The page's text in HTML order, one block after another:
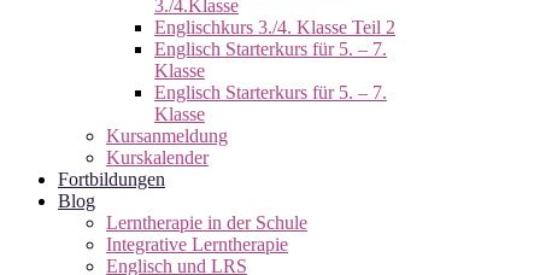
3./4.Klasse
Englischkurs 3./4. Klasse Teil 2
Englisch Starterkurs für 5. – 7.
Klasse
Englisch Starterkurs für 5. – 7.
Klasse
Kursanmeldung
Kurskalender
Fortbildungen
Blog
Lerntherapie in der Schule
Integrative Lerntherapie
Englisch und LRS